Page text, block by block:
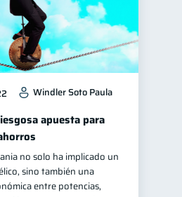
Windler Soto Paula
apuesta para
no solo ha implicado un
sino también una
entre potencias,